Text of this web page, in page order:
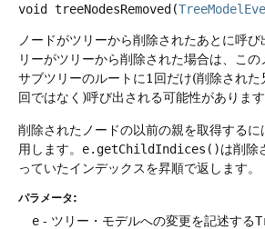
void treeNodesRemoved (
ノードがツリーから削除されたあとに呼び
リーがツリーから削除された場合は、こ
サブツリーのルートに1回だけ(削除された
回ではなく)呼び出される可能性があります
削除されたノードの以前の親を取得するに
用します。 e.getChildIndices()は削除
っていたインデックスを昇順で返します。
パラメータ:
e - ツリー・モデルへの変更を記述する